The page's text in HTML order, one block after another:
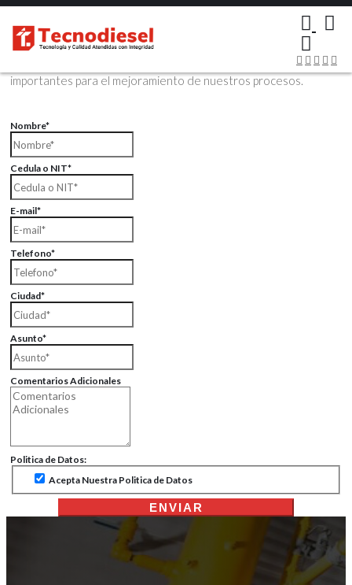
Contáctenos Vía Email
Envíenos sus datos con sus comentarios, sus opiniones son muy
importantes para el mejoramiento de nuestros procesos.
Nombre*
Cedula o NIT*
E-mail*
Telefono*
Ciudad*
Asunto*
Comentarios Adicionales
Politica de Datos:
Acepta Nuestra Politica de Datos
ENVIAR